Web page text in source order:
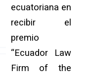
ecuatoriana en
recibir el
premio
“Ecuador Law
Firm of the